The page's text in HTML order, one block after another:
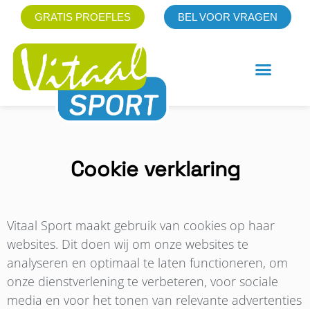
GRATIS PROEFLES BEL VOOR VRAGEN
Cookie verklaring
Vitaal Sport maakt gebruik van cookies op haar
websites. Dit doen wij om onze websites te
analyseren en optimaal te laten functioneren, om
onze dienstverlening te verbeteren, voor sociale
media en voor het tonen van relevante advertenties